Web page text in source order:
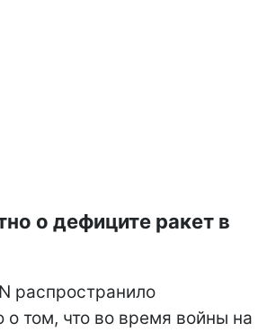
о дефиците ракет в
распространило
том, что во время войны на